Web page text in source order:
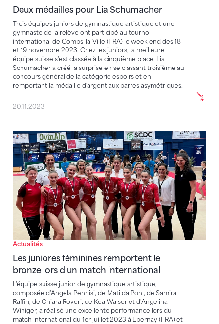
Deux médailles pour Lia Schumacher
Trois équipes juniors de gymnastique artistique et une
gymnaste de la relève ont participé au tournoi
international de Combs-la-Ville (FRA) le week-end des 18
et 19 novembre 2023. Chez les juniors, la meilleure
équipe suisse s'est classée à la cinquième place. Lia
Schumacher a créé la surprise en se classant troisième au
concours général de la catégorie espoirs et en
remportant la médaille d'argent aux barres asymétriques.
20.11.2023
Actualités
Les juniores féminines remportent le
bronze lors d'un match international
L'équipe suisse junior de gymnastique artistique,
composée d'Angela Pennisi, de Matilda Pohl, de Samira
Raffin, de Chiara Roveri, de Kea Walser et d'Angelina
Winiger, a réalisé une excellente performance lors du
match international du 1er juillet 2023 à Epernay (FRA) et
Les juniores féminines remportent le bronze lors